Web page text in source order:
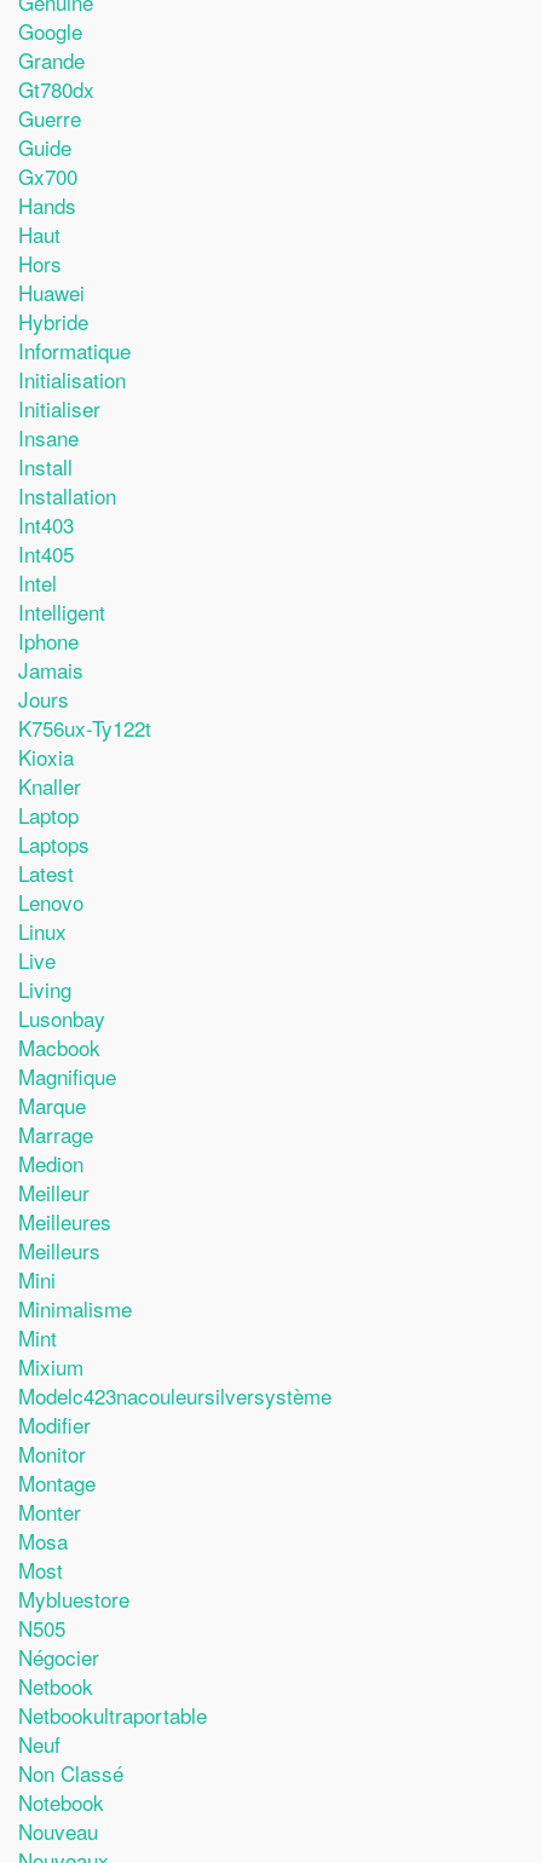
Google
Grande
Gt780dx
Guerre
Guide
Gx700
Hands
Haut
Hors
Huawei
Hybride
Informatique
Initialisation
Initialiser
Insane
Install
Installation
Int403
Int405
Intel
Intelligent
Iphone
Jamais
Jours
K756ux-Ty122t
Kioxia
Knaller
Laptop
Laptops
Latest
Lenovo
Linux
Live
Living
Lusonbay
Macbook
Magnifique
Marque
Marrage
Medion
Meilleur
Meilleures
Meilleurs
Mini
Minimalisme
Mint
Mixium
Modelc423nacouleursilversystème
Modifier
Monitor
Montage
Monter
Mosa
Most
Mybluestore
N505
Négocier
Netbook
Netbookultraportable
Neuf
Non Classé
Notebook
Nouveau